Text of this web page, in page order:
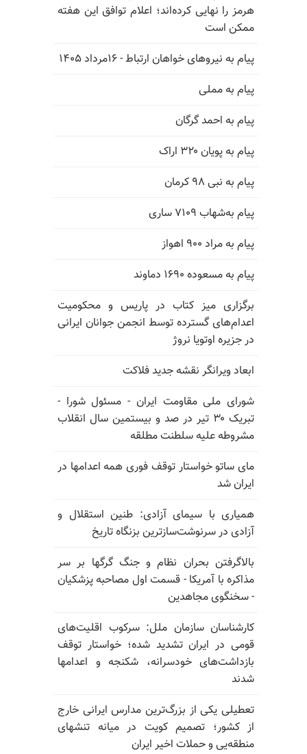
هرمز را نهایی کرده‌اند؛ اعلام توافق این هفته
ممکن است
پیام به نیروهای خواهان ارتباط - ۱۶مرداد ۱۴۰۵
پیام به مملی
پیام به احمد گرگان
پیام به پویان ۳۲۰ اراک
پیام به نبی ۹۸ کرمان
پیام به‌شهاب ۷۱۰۹ ساری
پیام به مراد ۹۰۰ اهواز
پیام به مسعوده ۱۶۹۰ دماوند
برگزاری میز کتاب در پاریس و محکومیت
اعدام‌های گسترده توسط انجمن جوانان ایرانی
در جزیره اوتویا نروژ
ابعاد ویرانگر نقشه جدید فلاکت
شورای ملی مقاومت ایران - مسئول شورا -
تبریک ۳۰ تیر در صد و بیستمین سال انقلاب
مشروطه علیه سلطنت مطلقه
مای ساتو خواستار توقف فوری همه اعدامها در
ایران شد
همیاری با سیمای آزادی: طنین استقلال و
آزادی در سرنوشت‌سازترین بزنگاه تاریخ
بالا‌گرفتن بحران نظام و جنگ گرگها بر سر
مذاکره با آمریکا - قسمت اول مصاحبه پزشکیان
- سخنگوی مجاهدین
کارشناسان سازمان ملل: سرکوب اقلیت‌های
قومی در ایران تشدید شده؛ خواستار توقف
بازداشت‌های خودسرانه، شکنجه و اعدامها
شدند
تعطیلی یکی از بزرگ‌ترین مدارس ایرانی خارج
از کشور؛ تصمیم کویت در میانه تنشهای
منطقه‌یی و حملات اخیر ایران